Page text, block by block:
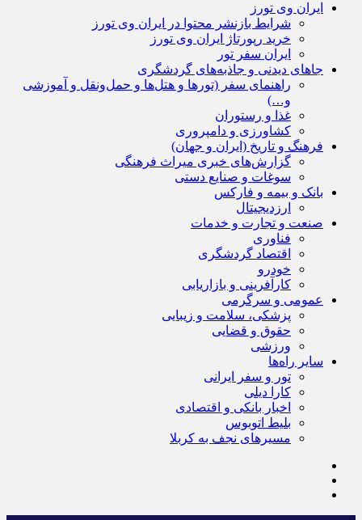
ایران وی تورز
شرایط بازنشر محتوا در ایران وی تورز
خرید رپورتاژ ایران وی تورز
ایران سفر تور
جاهای دیدنی و جاذبه‌های گردشگری
راهنمای سفر (تورها و هتل‌ها و حمل‌و‌نقل و آموزشی
و…)
غذا و رستوران
کشاورزی و دامپروری
فرهنگ و تاریخ (ایران و جهان)
گزارش‌های خبری میراث فرهنگی
سوغات و صنایع دستی
بانک و بیمه و فارکس
ارزدیجیتال
صنعت و تجارت و خدمات
فناوری
اقتصاد گردشگری
خودرو
کارآفرینی و بازاریابی
عمومی و سرگرمی
پزشکی، سلامت و زیبایی
حقوق و قضایی
ورزشی
سایر راه‌ها
تور و سفر ایرانی
کارا دیلی
اخبار بانکی و اقتصادی
بلیط اتوبوس
مسیرهای نجف به کربلا